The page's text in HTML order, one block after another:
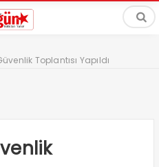
Toplantısı Yapıldı